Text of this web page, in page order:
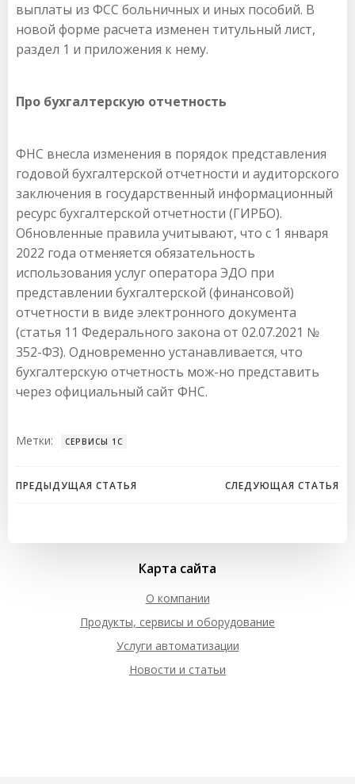
выплаты из ФСС больничных и иных пособий. В
новой форме расчета изменен титульный лист,
раздел 1 и приложения к нему.
Про бухгалтерскую отчетность
ФНС внесла изменения в порядок представления
годовой бухгалтерской отчетности и аудиторского
заключения в государственный информационный
ресурс бухгалтерской отчетности (ГИРБО).
Обновленные правила учитывают, что с 1 января
2022 года отменяется обязательность
использования услуг оператора ЭДО при
представлении бухгалтерской (финансовой)
отчетности в виде электронного документа
(статья 11 Федерального закона от 02.07.2021 №
352-ФЗ). Одновременно устанавливается, что
бухгалтерскую отчетность мож-но представить
через официальный сайт ФНС.
Метки: СЕРВИСЫ 1С
Навигация
по
записям
ПРЕДЫДУЩАЯ СТАТЬЯ
Навигация
по
записям
СЛЕДУЮЩАЯ СТАТЬЯ
Карта сайта
О компании
Продукты, сервисы и оборудование
Услуги автоматизации
Новости и статьи